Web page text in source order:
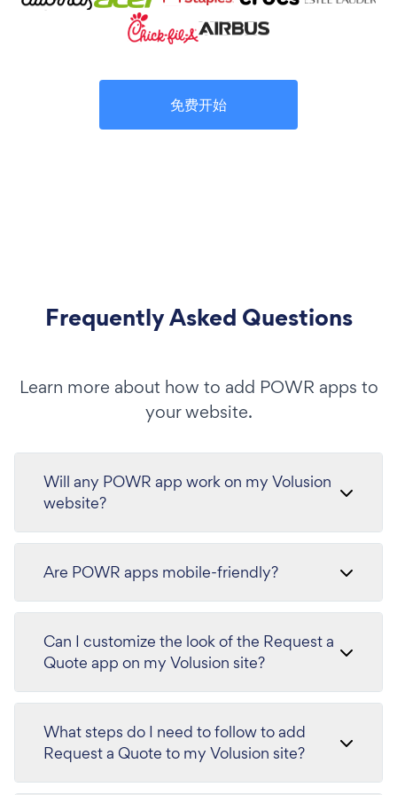
免费开始
Frequently Asked Questions
Learn more about how to add POWR apps to
your website.
Will any POWR app work on my Volusion
website?
Are POWR apps mobile-friendly?
Can I customize the look of the Request a
Quote app on my Volusion site?
What steps do I need to follow to add
Request a Quote to my Volusion site?